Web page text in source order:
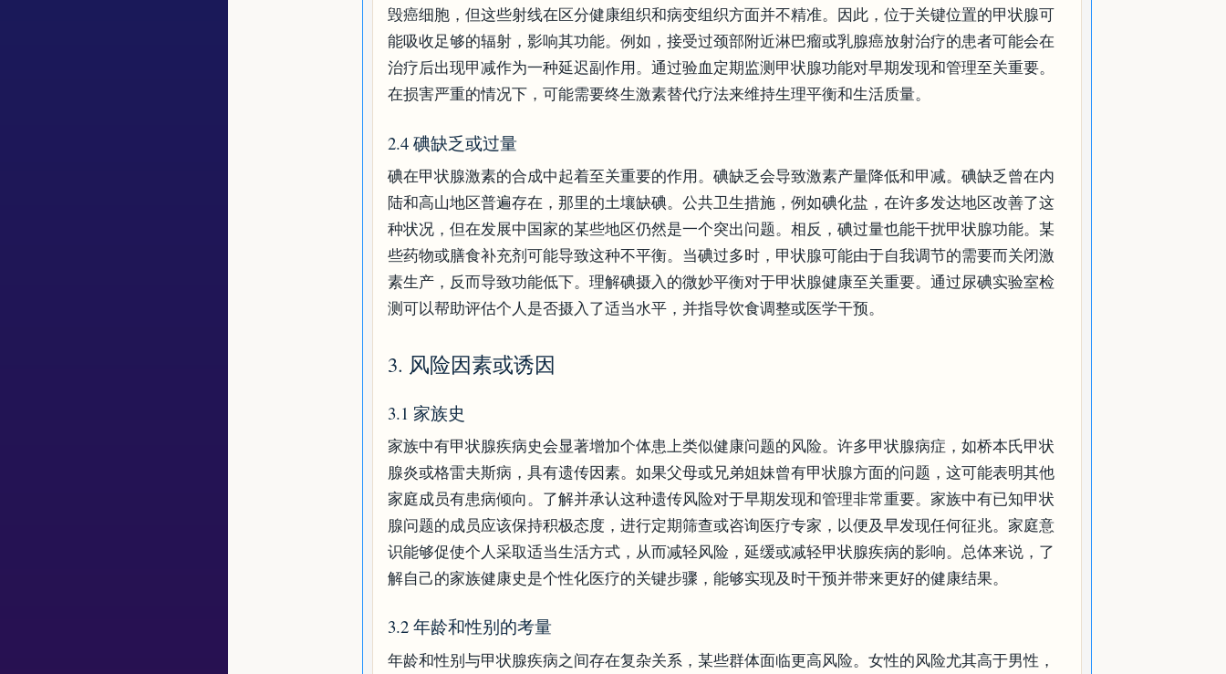
毁癌细胞，但这些射线在区分健康组织和病变组织方面并不精准。因此，位于关键位置的甲状腺可
能吸收足够的辐射，影响其功能。例如，接受过颈部附近淋巴瘤或乳腺癌放射治疗的患者可能会在
治疗后出现甲减作为一种延迟副作用。通过验血定期监测甲状腺功能对早期发现和管理至关重要。
在损害严重的情况下，可能需要终生激素替代疗法来维持生理平衡和生活质量。
2.4 碘缺乏或过量
碘在甲状腺激素的合成中起着至关重要的作用。碘缺乏会导致激素产量降低和甲减。碘缺乏曾在内
陆和高山地区普遍存在，那里的土壤缺碘。公共卫生措施，例如碘化盐，在许多发达地区改善了这
种状况，但在发展中国家的某些地区仍然是一个突出问题。相反，碘过量也能干扰甲状腺功能。某
些药物或膳食补充剂可能导致这种不平衡。当碘过多时，甲状腺可能由于自我调节的需要而关闭激
素生产，反而导致功能低下。理解碘摄入的微妙平衡对于甲状腺健康至关重要。通过尿碘实验室检
测可以帮助评估个人是否摄入了适当水平，并指导饮食调整或医学干预。
3. 风险因素或诱因
3.1 家族史
家族中有甲状腺疾病史会显著增加个体患上类似健康问题的风险。许多甲状腺病症，如桥本氏甲状
腺炎或格雷夫斯病，具有遗传因素。如果父母或兄弟姐妹曾有甲状腺方面的问题，这可能表明其他
家庭成员有患病倾向。了解并承认这种遗传风险对于早期发现和管理非常重要。家族中有已知甲状
腺问题的成员应该保持积极态度，进行定期筛查或咨询医疗专家，以便及早发现任何征兆。家庭意
识能够促使个人采取适当生活方式，从而减轻风险，延缓或减轻甲状腺疾病的影响。总体来说，了
解自己的家族健康史是个性化医疗的关键步骤，能够实现及时干预并带来更好的健康结果。
3.2 年龄和性别的考量
年龄和性别与甲状腺疾病之间存在复杂关系，某些群体面临更高风险。女性的风险尤其高于男性，